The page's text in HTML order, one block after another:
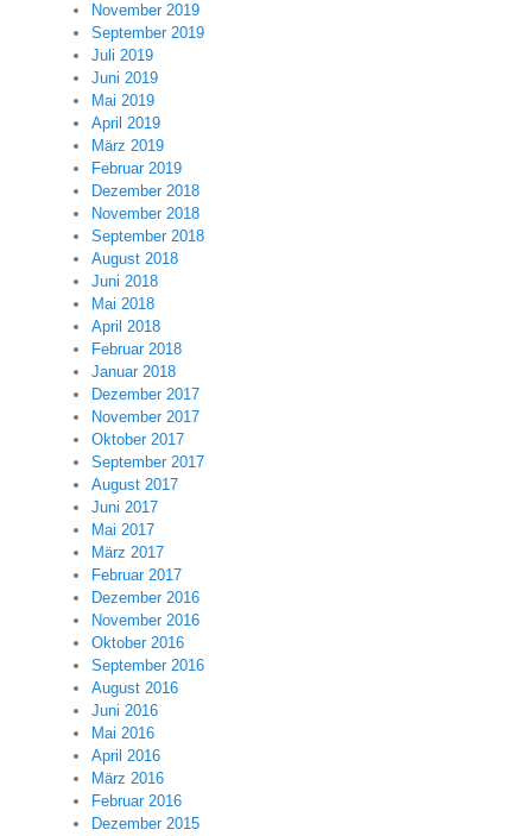
November 2019
September 2019
Juli 2019
Juni 2019
Mai 2019
April 2019
März 2019
Februar 2019
Dezember 2018
November 2018
September 2018
August 2018
Juni 2018
Mai 2018
April 2018
Februar 2018
Januar 2018
Dezember 2017
November 2017
Oktober 2017
September 2017
August 2017
Juni 2017
Mai 2017
März 2017
Februar 2017
Dezember 2016
November 2016
Oktober 2016
September 2016
August 2016
Juni 2016
Mai 2016
April 2016
März 2016
Februar 2016
Dezember 2015